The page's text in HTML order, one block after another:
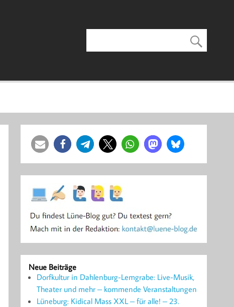
Neue Beiträge
Dorfkultur in Dahlenburg-Lemgrabe: Live-Musik,
Theater und mehr – kommende Veranstaltungen
Lüneburg: Kidical Mass XXL – für alle! – 23.